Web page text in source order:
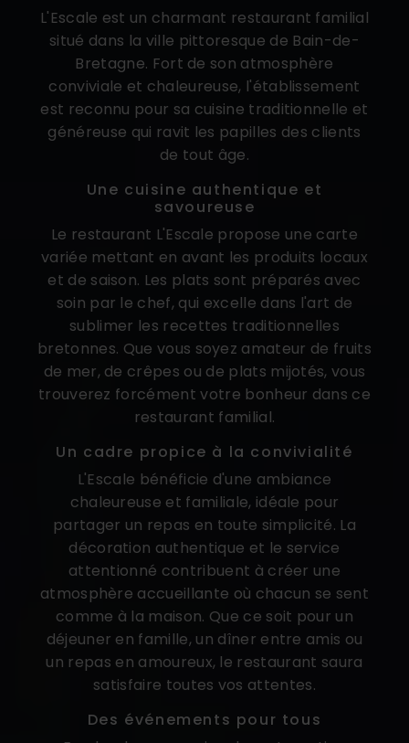
L'Escale est un charmant restaurant familial
situé dans la ville pittoresque de Bain-de-
Bretagne. Fort de son atmosphère
conviviale et chaleureuse, l'établissement
est reconnu pour sa cuisine traditionnelle et
généreuse qui ravit les papilles des clients
de tout âge.
Une cuisine authentique et
savoureuse
Le restaurant L'Escale propose une carte
variée mettant en avant les produits locaux
et de saison. Les plats sont préparés avec
soin par le chef, qui excelle dans l'art de
sublimer les recettes traditionnelles
bretonnes. Que vous soyez amateur de fruits
de mer, de crêpes ou de plats mijotés, vous
trouverez forcément votre bonheur dans ce
restaurant familial.
Un cadre propice à la convivialité
L'Escale bénéficie d'une ambiance
chaleureuse et familiale, idéale pour
partager un repas en toute simplicité. La
décoration authentique et le service
attentionné contribuent à créer une
atmosphère accueillante où chacun se sent
comme à la maison. Que ce soit pour un
déjeuner en famille, un dîner entre amis ou
un repas en amoureux, le restaurant saura
satisfaire toutes vos attentes.
Des événements pour tous